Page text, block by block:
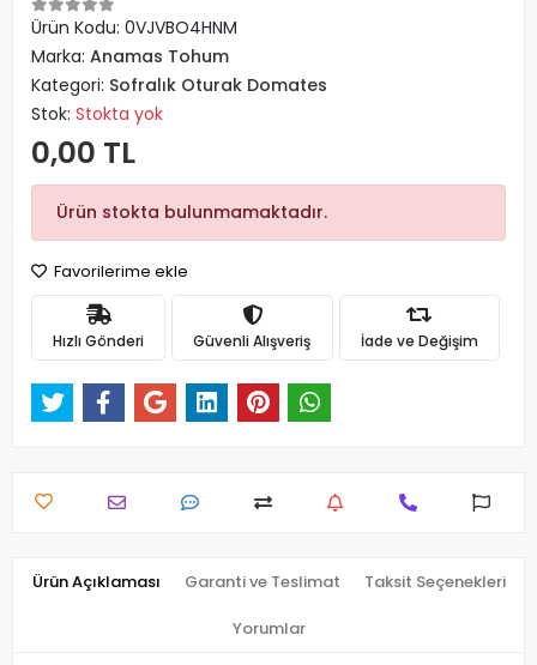
Ürün Kodu: 0VJVBO4HNM
Marka: Anamas Tohum
Kategori: Sofralık Oturak Domates
Stok: Stokta yok
0,00 TL
Ürün stokta bulunmamaktadır.
Favorilerime ekle
Hızlı Gönderi Güvenli Alışveriş İade ve Değişim
Ürün Açıklaması Garanti ve Teslimat Taksit Seçenekleri
Yorumlar